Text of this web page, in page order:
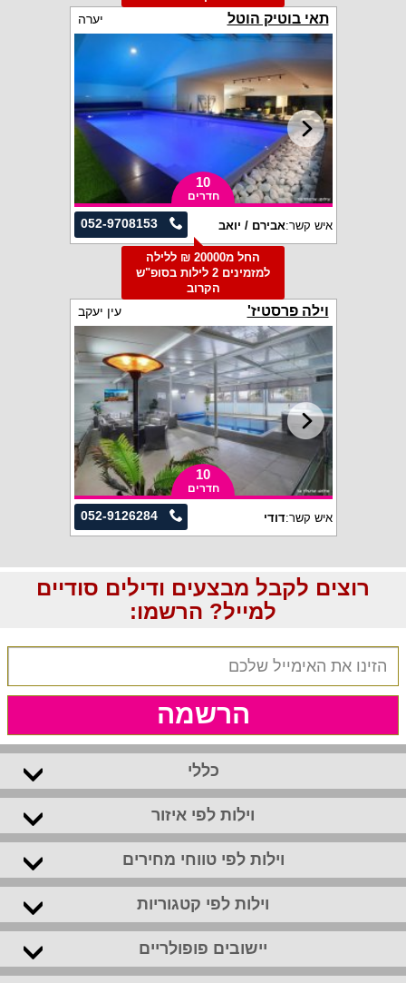
תאי בוטיק הוטל יערה
10
חדרים
052-9708153 איש קשר:אבירם / יואב
החל מ20000 ₪ ללילה
למזמינים 2 לילות בסופ"ש
הקרוב
וילה פרסטיז' עין יעקב
10
חדרים
052-9126284 איש קשר:דודי
רוצים לקבל מבצעים ודילים סודיים
למייל? הרשמו:
הרשמה
כללי
וילות לפי איזור
וילות לפי טווחי מחירים
וילות לפי קטגוריות
יישובים פופולריים